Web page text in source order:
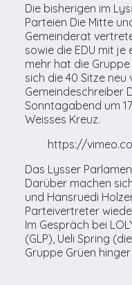
Die bisherigen im
Parteien Die Mitte
Gemeinderat
sowie die EDU mit je
mehr hat die Gruppe
sich die 40 Sitze
Gemeindeschreiber
Sonntagabend um
Weisses Kreuz.
https://
Das Lysser
Darüber machen
und Hansruedi
Parteivertreter
Im Gespräch bei
(GLP), Ueli Spring
Gruppe Grüen